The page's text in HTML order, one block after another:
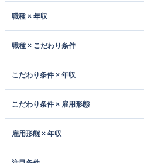
職種 × 年収
職種 × こだわり条件
こだわり条件 × 年収
こだわり条件 × 雇用形態
雇用形態 × 年収